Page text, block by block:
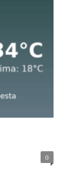
0